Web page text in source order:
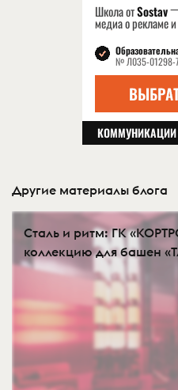
Другие материалы блога
Сталь и ритм: ГК
коллекцию для башен